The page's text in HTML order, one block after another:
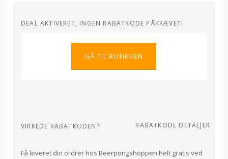
DEAL AKTIVERET, INGEN RABATKODE PÅKRÆVET!
GÅ TIL BUTIKKEN
VIRKEDE RABATKODEN? RABATKODE DETALJER
Få leveret din ordrer hos Beerpongshoppen helt gratis ved